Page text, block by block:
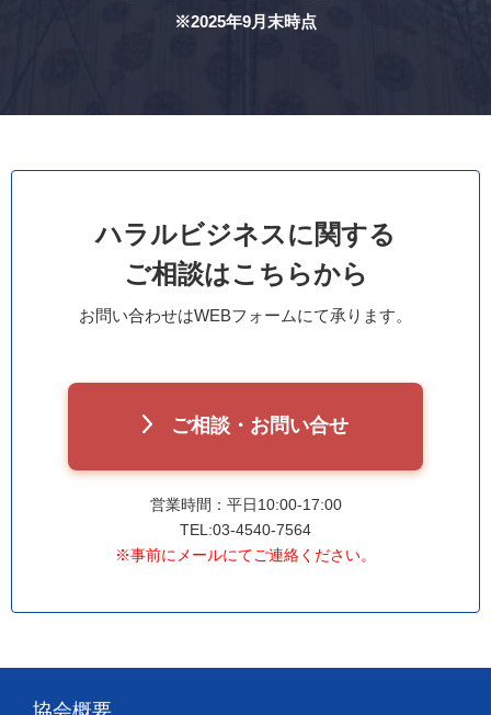
※2025年9月末時点
ハラルビジネスに関する
ご相談はこちらから
お問い合わせはWEBフォームにて承ります。
ご相談・お問い合せ
営業時間：平日10:00-17:00
TEL:03-4540-7564
※事前にメールにてご連絡ください。